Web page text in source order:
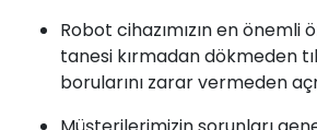
Robot cihazımızın en önemli
tanesi kırmadan dökmeden
borularını zarar vermeden